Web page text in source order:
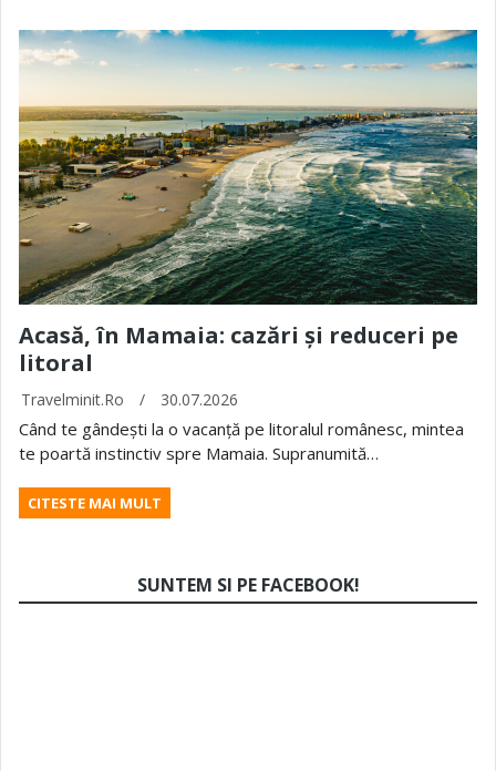
Acasă, în Mamaia: cazări și reduceri pe
litoral
Travelminit.ro / 30.07.2026
Când te gândești la o vacanță pe litoralul românesc, mintea
te poartă instinctiv spre Mamaia. Supranumită…
CITESTE MAI MULT
SUNTEM SI PE FACEBOOK!